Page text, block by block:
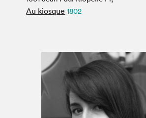
Espace enseignant·e·s
Au kiosque 1802